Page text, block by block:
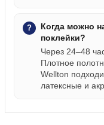
Когда можно
поклейки?
Через 24–48
Плотное
Wellton
латексные и